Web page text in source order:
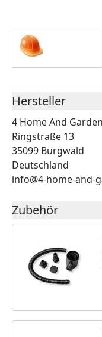
Hersteller
4 Home And
Ringstraße 13
35099 Burgwald
Deutschland
info@4-home-and-
Zubehör